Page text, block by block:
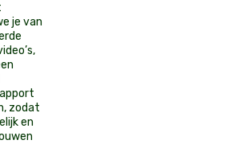
je van
zodat
en